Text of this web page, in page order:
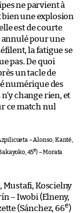
ne parvient à
bien une explosion
est de courte
annulé pour une
la fatigue se
pas. De quoi
un tacle de
numérique des
change rien, et
ce match nul
– Alonso, Kanté,
45e) – Morata
Mustafi, Koscielny
– Iwobi (Elneny,
(Sánchez, 66e)